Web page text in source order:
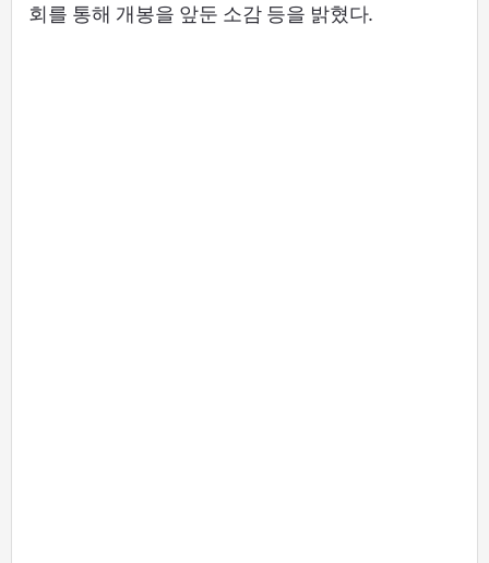
회를 통해 개봉을 앞둔 소감 등을 밝혔다.